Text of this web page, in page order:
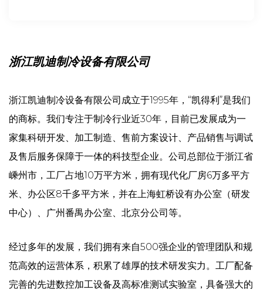
浙江凯迪制冷设备有限公司
浙江凯迪制冷设备有限公司成立于1995年，“凯得利”是我们
的商标。我们专注于制冷行业近30年，目前已发展成为一
家集科研开发、加工制造、售前方案设计、产品销售与调试
及售后服务保障于一体的科技型企业。公司总部位于浙江省
嵊州市，工厂占地10万平方米，拥有现代化厂房6万多平方
米、办公区8千多平方米，并在上海虹桥设有办公室（研发
中心）、广州番禺办公室、北京分公司等。
经过多年的发展，我们拥有来自500强企业的管理团队和规
范高效的运营体系，积累了雄厚的技术研发实力。工厂配备
完善的先进数控加工设备及高标准测试实验室，具备强大的